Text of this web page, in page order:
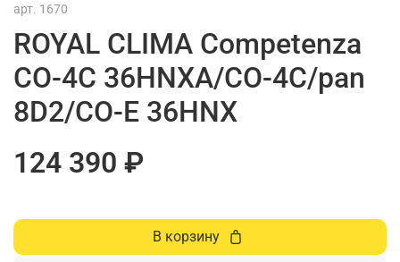
арт. 1670
ROYAL CLIMA Competenza
CO-4C 36HNXA/CO-4C/pan
8D2/CO-E 36HNX
124 390 ₽
В корзину